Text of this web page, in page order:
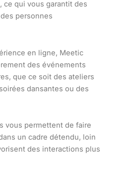
ce qui vous garantit des
personnes
en ligne, Meetic
des événements
que ce soit des ateliers
dansantes ou des
vous permettent de faire
un cadre détendu, loin
des interactions plus